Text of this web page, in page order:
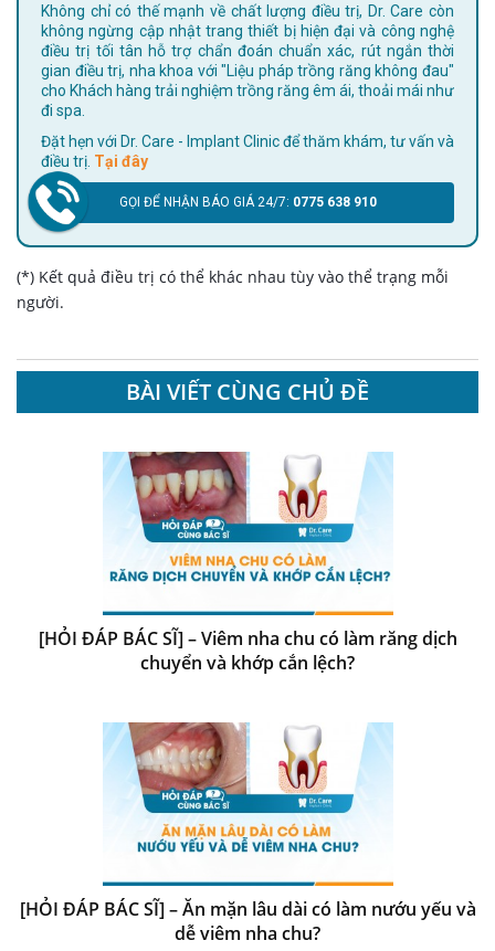
Không chỉ có thế mạnh về chất lượng điều trị, Dr. Care còn
không ngừng cập nhật trang thiết bị hiện đại và công nghệ
điều trị tối tân hỗ trợ chẩn đoán chuẩn xác, rút ngắn thời
gian điều trị, nha khoa với "Liệu pháp trồng răng không đau"
cho Khách hàng trải nghiệm trồng răng êm ái, thoải mái như
đi spa.
Đặt hẹn với Dr. Care - Implant Clinic để thăm khám, tư vấn và
điều trị. Tại đây
GỌI ĐỂ NHẬN BÁO GIÁ 24/7: 0775 638 910
(*) Kết quả điều trị có thể khác nhau tùy vào thể trạng mỗi
người.
BÀI VIẾT CÙNG CHỦ ĐỀ
[HỎI ĐÁP BÁC SĨ] – Viêm nha chu có làm răng dịch
chuyển và khớp cắn lệch?
[HỎI ĐÁP BÁC SĨ] – Ăn mặn lâu dài có làm nướu yếu và
dễ viêm nha chu?